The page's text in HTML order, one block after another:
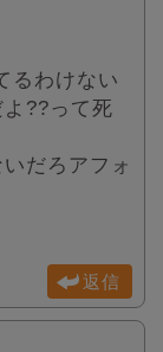
るわけない
??って死
だろアフォ
返信